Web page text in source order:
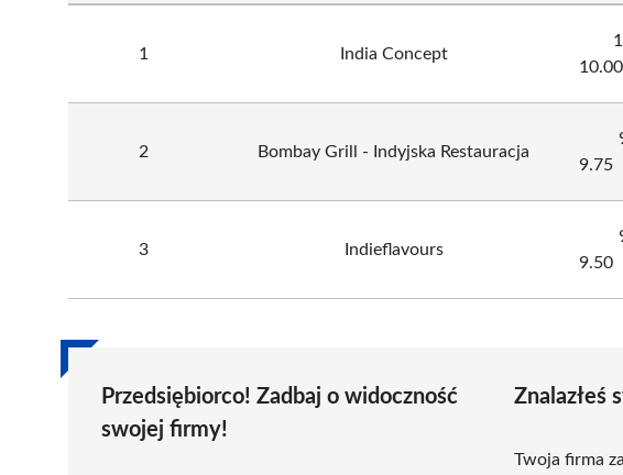
1 India Concept
10.00
2 Bombay Grill - Indyjska Restauracja
9.75
3 Indieflavours
9.50
Przedsiębiorco! Zadbaj o widoczność
swojej firmy!
Znalazłeś
Twoja firma